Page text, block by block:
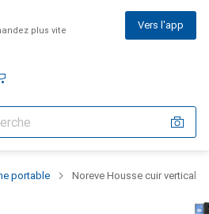
plus vite Vers l'app
portable Noreve Housse cuir vertical